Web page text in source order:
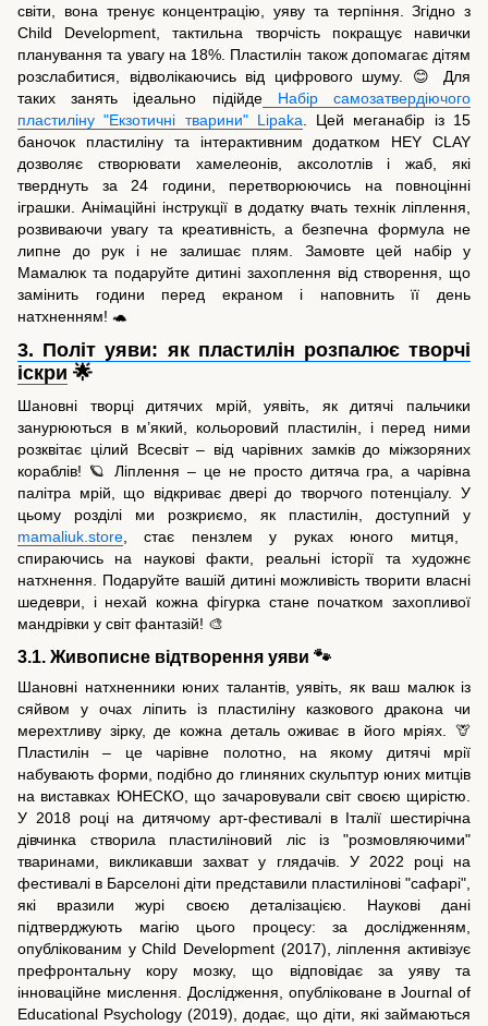
світи, вона тренує концентрацію, уяву та терпіння. Згідно з
Child Development, тактильна творчість покращує навички
планування та увагу на 18%. Пластилін також допомагає дітям
розслабитися, відволікаючись від цифрового шуму. 😊 Для
таких занять ідеально підійдеНабір самозатвердіючого
пластиліну "Екзотичні тварини" Lipaka . Цей меганабір із 15
баночок пластиліну та інтерактивним додатком HEY CLAY
дозволяє створювати хамелеонів, аксолотлів і жаб, які
тверднуть за 24 години, перетворюючись на повноцінні
іграшки. Анімаційні інструкції в додатку вчать технік ліплення,
розвиваючи увагу та креативність, а безпечна формула не
липне до рук і не залишає плям. Замовте цей набір у
Мамалюк та подаруйте дитині захоплення від створення, що
замінить години перед екраном і наповнить її день
натхненням! 🐢
3. Політ уяви: як пластилін розпалює творчі
іскри 🌟
Шановні творці дитячих мрій, уявіть, як дитячі пальчики
занурюються в м’який, кольоровий пластилін, і перед ними
розквітає цілий Всесвіт – від чарівних замків до міжзоряних
кораблів! 🪐 Ліплення – це не просто дитяча гра, а чарівна
палітра мрій, що відкриває двері до творчого потенціалу. У
цьому розділі ми розкриємо, як пластилін, доступний у
mamaliuk.store , стає пензлем у руках юного митця,
спираючись на наукові факти, реальні історії та художнє
натхнення. Подаруйте вашій дитині можливість творити власні
шедеври, і нехай кожна фігурка стане початком захопливої
мандрівки у світ фантазій! 🎨
3.1. Живописне відтворення уяви 🐾
Шановні натхненники юних талантів, уявіть, як ваш малюк із
сяйвом у очах ліпить із пластиліну казкового дракона чи
мерехтливу зірку, де кожна деталь оживає в його мріях. 🦒
Пластилін – це чарівне полотно, на якому дитячі мрії
набувають форми, подібно до глиняних скульптур юних митців
на виставках ЮНЕСКО, що зачаровували світ своєю щирістю.
У 2018 році на дитячому арт-фестивалі в Італії шестирічна
дівчинка створила пластиліновий ліс із "розмовляючими"
тваринами, викликавши захват у глядачів. У 2022 році на
фестивалі в Барселоні діти представили пластилінові "сафарі",
які вразили журі своєю деталізацією. Наукові дані
підтверджують магію цього процесу: за дослідженням,
опублікованим у Child Development (2017), ліплення активізує
префронтальну кору мозку, що відповідає за уяву та
інноваційне мислення. Дослідження, опубліковане в Journal of
Educational Psychology (2019), додає, що діти, які займаються